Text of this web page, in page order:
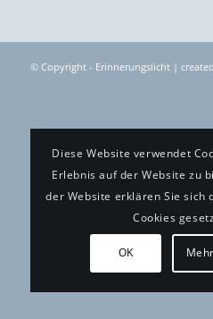
© Copyright - Erinnerungslicht |
Diese Website verwendet
Erlebnis auf der Website zu
der Website erklären Sie sich
Cookies
OK